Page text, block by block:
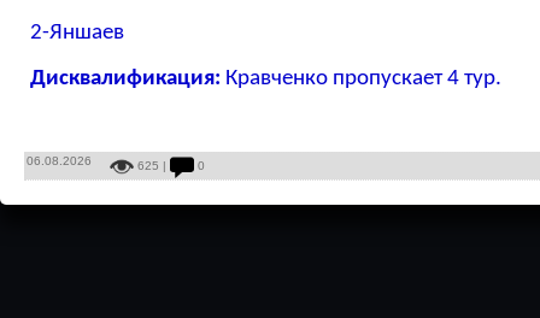
2-Яншаев
Дисквалификация: Кравченко пропускает 4 тур.
06.08.2026 625 | 0